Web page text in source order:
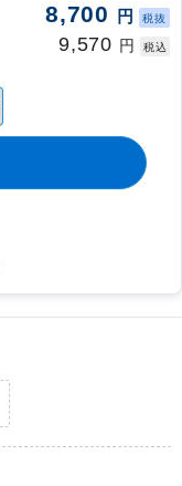
8,700 円 税抜
9,570 円 税込